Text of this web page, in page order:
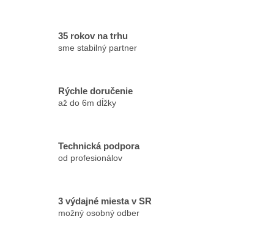
35 rokov na trhu
sme stabilný partner
Rýchle doručenie
až do 6m dĺžky
Technická podpora
od profesionálov
3 výdajné miesta v SR
možný osobný odber